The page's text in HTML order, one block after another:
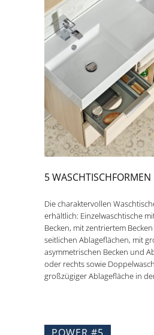
5 WASCHTISCHFORMEN
Die charaktervollen
erhältlich: Einzelwaschtische
Becken, mit zentriertem
seitlichen Ablageflächen, mit
asymmetrischen Becken und
oder rechts sowie
großzügiger Ablagefläche in